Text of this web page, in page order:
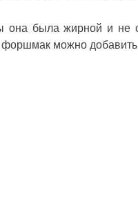
она была жирной и не
форшмак можно